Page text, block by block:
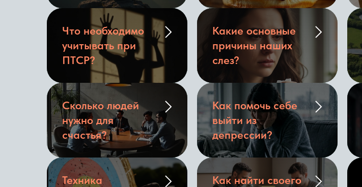
Что необходимо
учитывать при
ПТСР?
Какие основные
причины наших
слез?
Сколько людей
нужно для
счастья?
Как помочь себе
выйти из
депрессии?
Техника
Как найти своего